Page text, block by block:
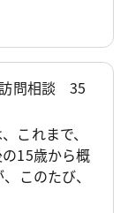
問相談 35
これまで、
15歳から概
このたび、